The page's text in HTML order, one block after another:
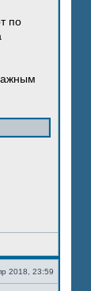
по
2018, 23:59